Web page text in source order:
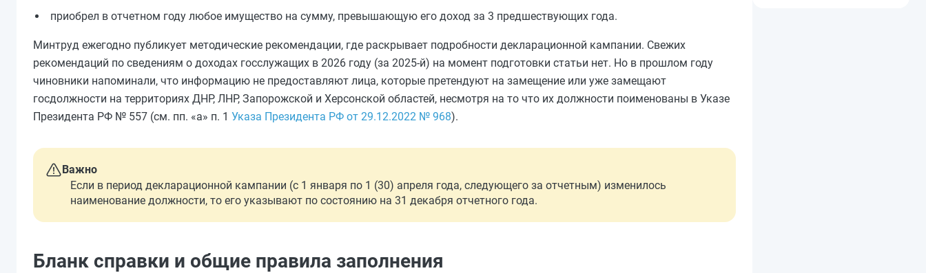
приобрел в отчетном году любое имущество на сумму, превышающую его доход за 3 предшествующих года.
Минтруд ежегодно публикует методические рекомендации, где раскрывает подробности декларационной кампании. Свежих
рекомендаций по сведениям о доходах госслужащих в 2026 году (за 2025-й) на момент подготовки статьи нет. Но в прошлом году
чиновники напоминали, что информацию не предоставляют лица, которые претендуют на замещение или уже замещают
госдолжности на территориях ДНР, ЛНР, Запорожской и Херсонской областей, несмотря на то что их должности поименованы в Указе
Президента РФ № 557 (см. пп. «а» п. 1 Указа Президента РФ от 29.12.2022 № 968).
Важно
Если в период декларационной кампании (с 1 января по 1 (30) апреля года, следующего за отчетным) изменилось
наименование должности, то его указывают по состоянию на 31 декабря отчетного года.
Бланк справки и общие правила заполнения